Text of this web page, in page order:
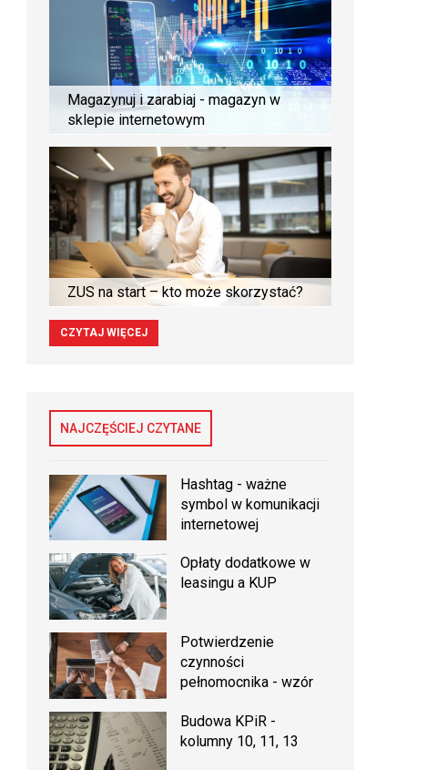
Magazynuj i zarabiaj - magazyn w
sklepie internetowym
ZUS na start – kto może skorzystać?
CZYTAJ WIĘCEJ
NAJCZĘŚCIEJ CZYTANE
Hashtag - ważne
symbol w komunikacji
internetowej
Opłaty dodatkowe w
leasingu a KUP
Potwierdzenie
czynności
pełnomocnika - wzór
Budowa KPiR -
kolumny 10, 11, 13